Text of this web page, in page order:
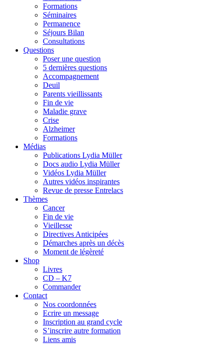
Formations
Séminaires
Permanence
Séjours Bilan
Consultations
Questions
Poser une question
5 dernières questions
Accompagnement
Deuil
Parents vieillissants
Fin de vie
Maladie grave
Crise
Alzheimer
Formations
Médias
Publications Lydia Müller
Docs audio Lydia Müller
Vidéos Lydia Müller
Autres vidéos inspirantes
Revue de presse Entrelacs
Thèmes
Cancer
Fin de vie
Vieillesse
Directives Anticipées
Démarches après un décès
Moment de légèreté
Shop
Livres
CD – K7
Commander
Contact
Nos coordonnées
Ecrire un message
Inscription au grand cycle
S’inscrire autre formation
Liens amis